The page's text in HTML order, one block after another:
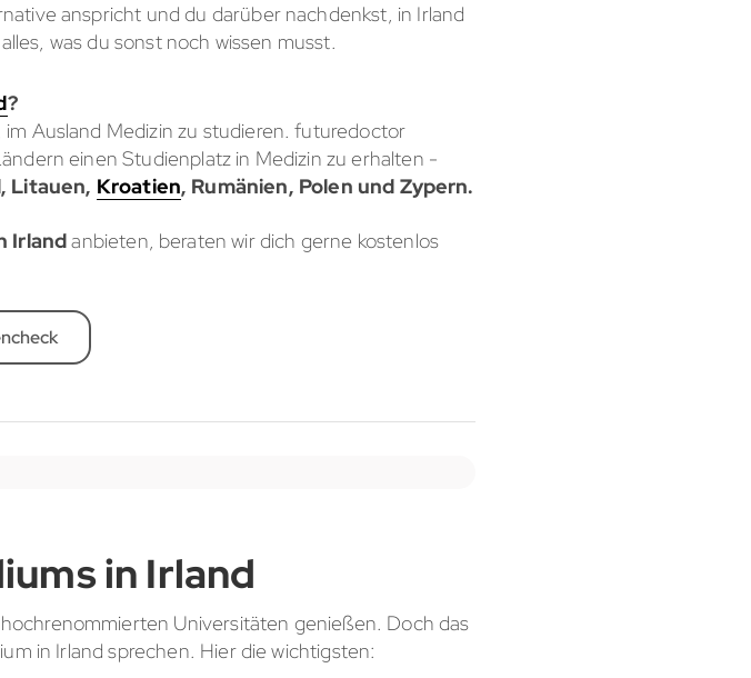
anspricht und du darüber nachdenkst, in Irland
was du sonst noch wissen musst.
?
Ausland Medizin zu studieren. futuredoctor
einen Studienplatz in Medizin zu erhalten -
Litauen, Kroatien, Rumänien, Polen und Zypern.
Irlandanbieten, beraten wir dich gerne kostenlos
in Irland
Universitäten genießen. Doch das
in Irland sprechen. Hier die wichtigsten: